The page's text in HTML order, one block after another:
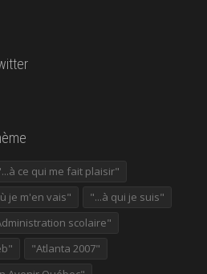
ce qui me fait plaisir"
je m'en vais"
"...à qui je suis"
scolaire"
"Atlanta 2007"